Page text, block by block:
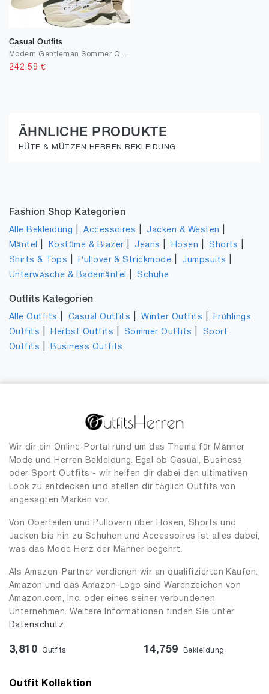
Casual Outfits
242.59 €
ÄHNLICHE PRODUKTE
HÜTE & MÜTZEN HERREN BEKLEIDUNG
Fashion Shop Kategorien
Alle Bekleidung |Accessoires |Jacken & Westen
Mäntel Kostüme & Blazer |Jeans Hosen |Shorts
Shirts & Tops Pullover & Strickmode |Jumpsuits
Unterwäsche & Bademäntel |Schuhe
Outfits Kategorien
Alle Outfits Casual Outfits |Winter Outfits
Frühlings
Outfits
Herbst Outfits Sommer Outfits
Sport
Outfits
Business Outfits
Wir dir ein Online-Portal rund um das Thema für Männer
Mode und Herren Bekleidung. Egal ob Casual, Business
oder Sport Outfits - wir helfen dir dabei den ultimativen
Look zu entdecken und stellen dir täglich Outfits von
angesagten Marken vor.
Von Oberteilen und Pullovern über Hosen, Shorts und
Jacken bis hin zu Schuhen und Accessoires ist alles dabei,
was das Mode Herz der Männer begehrt.
Als Amazon-Partner verdienen wir an qualifizierten Käufen.
Amazon und das Amazon-Logo sind Warenzeichen von
Amazon.com, Inc. oder eines seiner verbundenen
Unternehmen. Weitere Informationen finden Sie unter
Datenschutz
3,810 Outfits 14,759 Bekleidung
Outfit Kollektion